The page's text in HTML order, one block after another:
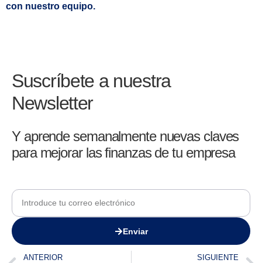
con nuestro equipo.
Suscríbete a nuestra
Newsletter
Y aprende semanalmente nuevas claves
para mejorar las finanzas de tu empresa
Enviar
ANTERIOR SIGUIENTE